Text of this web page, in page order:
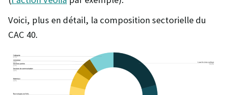
Voici, plus en détail, la composition sectorielle du
CAC 40.